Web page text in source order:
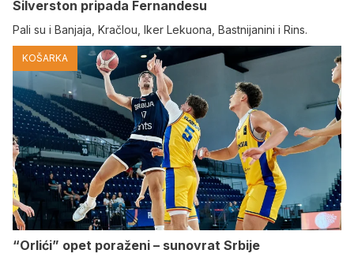
Silverston pripada Fernandesu
Pali su i Banjaja, Kračlou, Iker Lekuona, Bastnijanini i Rins.
KOŠARKA
“Orlići” opet poraženi – sunovrat Srbije